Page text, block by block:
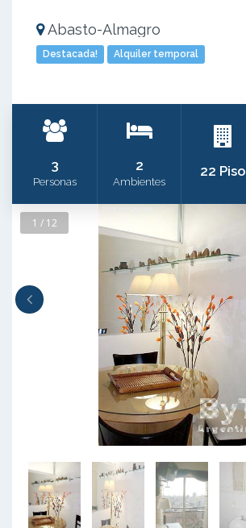
Abasto-Almagro
Destacada! Alquiler temporal
3
Personas
2
Ambientes
22 Piso
1 / 12